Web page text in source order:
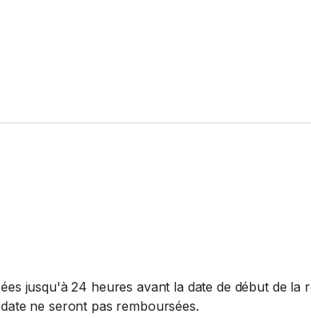
jusqu'à 24 heures avant la date de début de la
ne seront pas remboursées.